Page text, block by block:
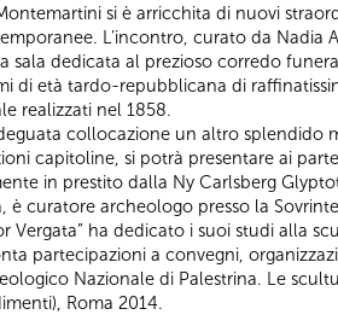
si è arricchita di nuovi
L’incontro, curato da Nadia
sala dedicata al prezioso corredo
di età tardo-repubblicana di
realizzati nel 1858.
collocazione un altro splendido
capitoline, si potrà presentare ai
in prestito dalla Ny Carlsberg
è curatore archeologo presso la
Vergata” ha dedicato i suoi studi alla
partecipazioni a convegni,
Nazionale di Palestrina. Le
Roma 2014.